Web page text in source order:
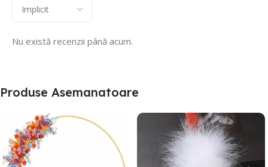
Nu există recenzii până acum.
Produse Asemanatoare